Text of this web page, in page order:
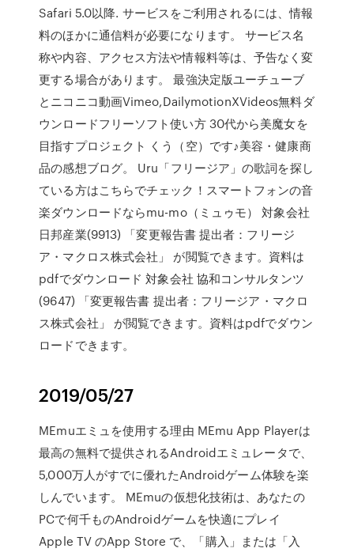
Safari 5.0以降. サービスをご利用されるには、情報
料のほかに通信料が必要になります。 サービス名
称や内容、アクセス方法や情報料等は、予告なく変
更する場合があります。 最強決定版ユーチューブ
とニコニコ動画Vimeo,DailymotionXVideos無料ダ
ウンロードフリーソフト使い方 30代から美魔女を
目指すプロジェクト くう（空）です♪美容・健康商
品の感想ブログ。 Uru「フリージア」の歌詞を探し
ている方はこちらでチェック！スマートフォンの音
楽ダウンロードならmu-mo（ミュゥモ） 対象会社
日邦産業(9913) 「変更報告書 提出者：フリージ
ア・マクロス株式会社」 が閲覧できます。資料は
pdfでダウンロード 対象会社 協和コンサルタンツ
(9647) 「変更報告書 提出者：フリージア・マクロ
ス株式会社」 が閲覧できます。資料はpdfでダウン
ロードできます。
2019/05/27
MEmuエミュを使用する理由 MEmu App Playerは
最高の無料で提供されるAndroidエミュレータで、
5,000万人がすでに優れたAndroidゲーム体験を楽
しんでいます。 MEmuの仮想化技術は、あなたの
PCで何千ものAndroidゲームを快適にプレイ
Apple TV のApp Store で、「購入」または「入